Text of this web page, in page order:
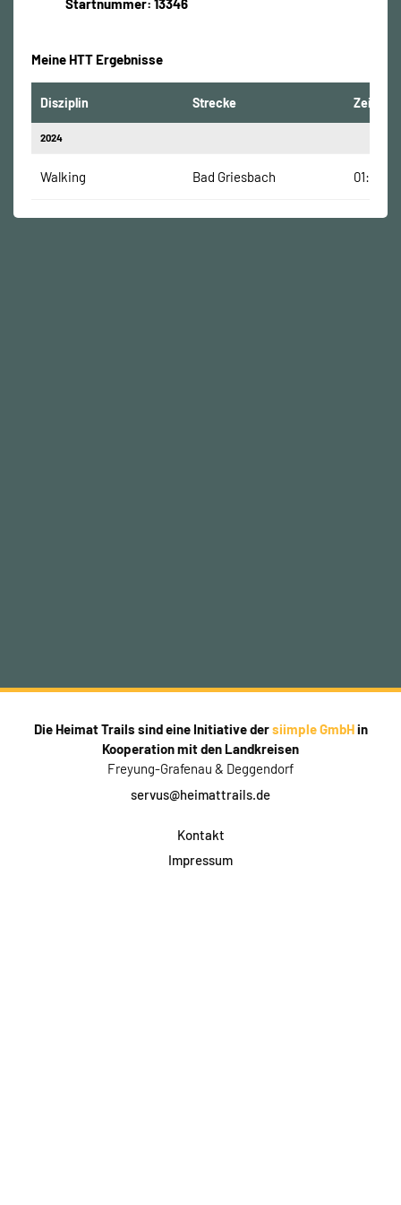
Startnummer: 13346
Meine HTT Ergebnisse
Disziplin Strecke Zeit
2024
Walking Bad Griesbach
Die Heimat Trails sind eine Initiative dersiimple GmbHin
Kooperation mit den Landkreisen
Freyung-Grafenau & Deggendorf
servus@heimattrails.de
Kontakt
Impressum